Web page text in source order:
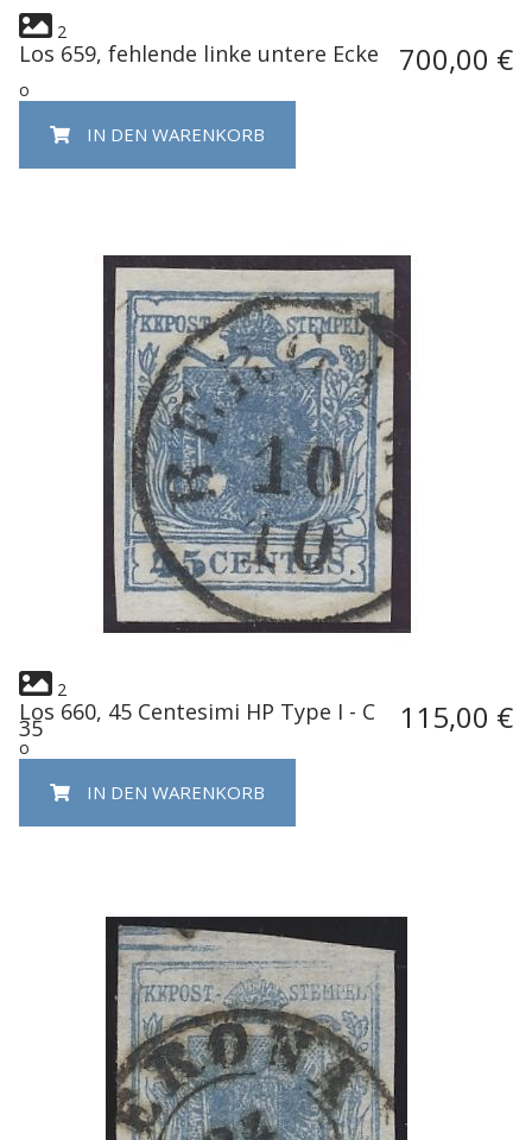
2
Los 659, fehlende linke untere Ecke 700,00 €
o
IN DEN WARENKORB
2
Los 660, 45 Centesimi HP Type I - C
35 115,00 €
o
IN DEN WARENKORB